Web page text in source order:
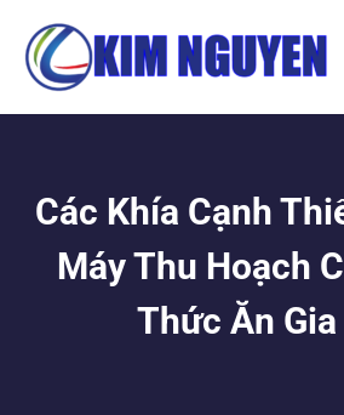
content
Các Khía Cạnh
Máy Thu Hoạch
Thức Ăn Gia